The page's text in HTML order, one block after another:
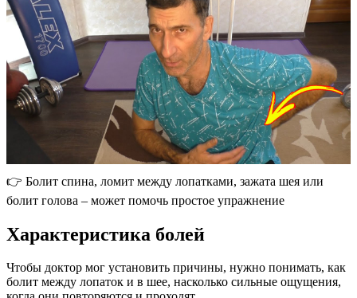
👉 Болит спина, ломит между лопатками, зажата шея или
болит голова – может помочь простое упражнение
Характеристика болей
Чтобы доктор мог установить причины, нужно понимать, как
болит между лопаток и в шее, насколько сильные ощущения,